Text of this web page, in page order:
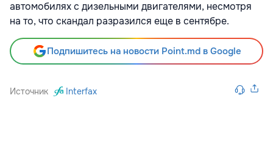
автомобилях с дизельными двигателями, несмотря
на то, что скандал разразился еще в сентябре.
Подпишитесь на новости Point.md в Google
Источник Interfax